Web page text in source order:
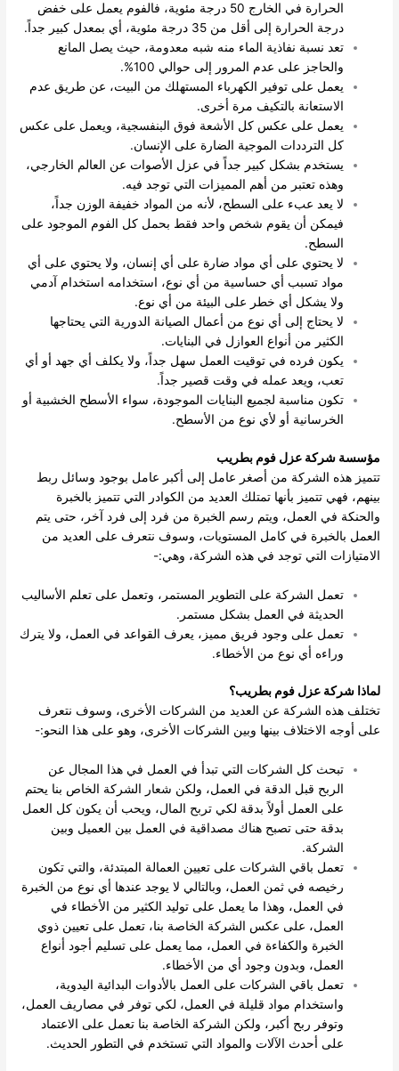
الحرارة في الخارج 50 درجة مئوية، فالفوم يعمل على خفض
درجة الحرارة إلى أقل من 35 درجة مئوية، أي بمعدل كبير جداً.
تعد نسبة نفاذية الماء منه شبه معدومة، حيث يصل المانع
والحاجز على عدم المرور إلى حوالي 100%.
يعمل على توفير الكهرباء المستهلك من البيت، عن طريق عدم
الاستعانة بالتكيف مرة أخرى.
يعمل على عكس كل الأشعة فوق البنفسجية، ويعمل على عكس
كل الترددات الموجية الضارة على الإنسان.
يستخدم بشكل كبير جداً في عزل الأصوات عن العالم الخارجي،
وهذه تعتبر من أهم المميزات التي توجد فيه.
لا يعد عبء على السطح، لأنه من المواد خفيفة الوزن جداً،
فيمكن أن يقوم شخص واحد فقط بحمل كل الفوم الموجود على
السطح.
لا يحتوي على أي مواد ضارة على أي إنسان، ولا يحتوي على أي
مواد تسبب أي حساسية من أي نوع، استخدامه استخدام آدمي
ولا يشكل أي خطر على البيئة من أي نوع.
لا يحتاج إلى أي نوع من أعمال الصيانة الدورية التي يحتاجها
الكثير من أنواع العوازل في البنايات.
يكون فرده في توقيت العمل سهل جداً، ولا يكلف أي جهد أو أي
تعب، ويعد عمله في وقت قصير جداً.
تكون مناسبة لجميع البنايات الموجودة، سواء الأسطح الخشبية أو
الخرسانية أو لأي نوع من الأسطح.
مؤسسة شركة عزل فوم بطريب
تتميز هذه الشركة من أصغر عامل إلى أكبر عامل بوجود وسائل ربط
بينهم، فهي تتميز بأنها تمتلك العديد من الكوادر التي تتميز بالخبرة
والحنكة في العمل، ويتم رسم الخبرة من فرد إلى فرد آخر، حتى يتم
العمل بالخبرة في كامل المستويات، وسوف نتعرف على العديد من
الامتيازات التي توجد في هذه الشركة، وهي:-
تعمل الشركة على التطوير المستمر، وتعمل على تعلم الأساليب
الحديثة في العمل بشكل مستمر.
تعمل على وجود فريق مميز، يعرف القواعد في العمل، ولا يترك
وراءه أي نوع من الأخطاء.
لماذا شركة عزل فوم بطريب؟
تختلف هذه الشركة عن العديد من الشركات الأخرى، وسوف نتعرف
على أوجه الاختلاف بينها وبين الشركات الأخرى، وهو على هذا النحو:-
تبحث كل الشركات التي تبدأ في العمل في هذا المجال عن
الربح قبل الدقة في العمل، ولكن شعار الشركة الخاص بنا يحتم
على العمل أولاً بدقة لكي تربح المال، ويحب أن يكون كل العمل
بدقة حتى تصبح هناك مصداقية في العمل بين العميل وبين
الشركة.
تعمل باقي الشركات على تعيين العمالة المبتدئة، والتي تكون
رخيصه في ثمن العمل، وبالتالي لا يوجد عندها أي نوع من الخبرة
في العمل، وهذا ما يعمل على توليد الكثير من الأخطاء في
العمل، على عكس الشركة الخاصة بنا، تعمل على تعيين ذوي
الخبرة والكفاءة في العمل، مما يعمل على تسليم أجود أنواع
العمل، وبدون وجود أي من الأخطاء.
تعمل باقي الشركات على العمل بالأدوات البدائية اليدوية،
واستخدام مواد قليلة في العمل، لكي توفر في مصاريف العمل،
وتوفر ربح أكبر، ولكن الشركة الخاصة بنا تعمل على الاعتماد
على أحدث الآلات والمواد التي تستخدم في التطور الحديث.